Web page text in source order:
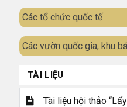
Các tổ chức quốc tế
Các vườn quốc gia, khu
TÀI LIỆU
Tài liệu hội thảo